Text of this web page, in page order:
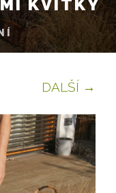
KVÍTKY
DALŠÍ →